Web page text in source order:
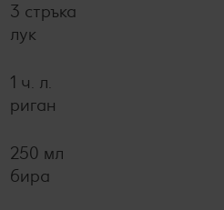
3 стръка
лук
1 ч. л.
риган
250 мл
бира